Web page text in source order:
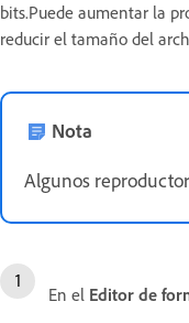
bits.Puede aumentar la
reducir el tamaño del
Nota
Algunos
En el Editor de